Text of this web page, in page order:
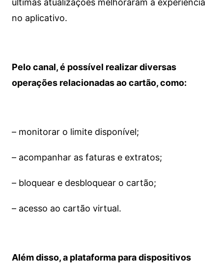
últimas atualizações melhoraram a experiência
no aplicativo.
Pelo canal, é possível realizar diversas
operações relacionadas ao cartão, como:
– monitorar o limite disponível;
– acompanhar as faturas e extratos;
– bloquear e desbloquear o cartão;
– acesso ao cartão virtual.
Além disso, a plataforma para dispositivos